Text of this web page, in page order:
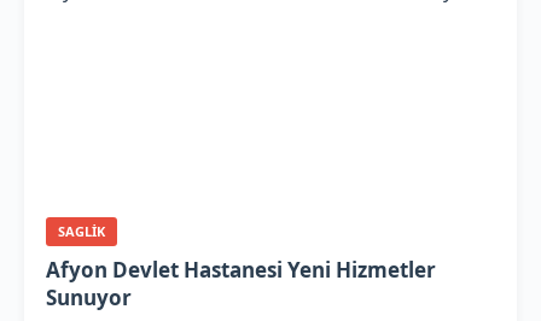
SAGLIK
Afyon Devlet Hastanesi Yeni Hizmetler
Sunuyor